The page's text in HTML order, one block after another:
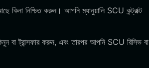
কিনা নিশ্চিত করুন। আপনি ম্যানুয়ালি SCU কন্ট্রাক্ট
বা ট্রান্সফার করুন, এবং তারপর আপনি SCU রিসিভ বা